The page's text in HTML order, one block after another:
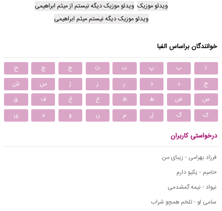
ویدئو موزیک ویدئو موزیک دیگه نیستم از میثم ابراهیمی
ویدئو موزیک دیگه نیستم میثم ابراهیمی
خوانندگان براساس الفبا
ا ب پ ت ث ج چ
ح
خ
د ذ ر ز ژ س
ش
ص
ض ط ظ ع غ ف
ق
ک
گ ل م ن و ه ی
درخواستی کاربران
فرزاد بهرامی - زیبای من
حامیم - یکیو دارم
نیواد - نیمه گمشدمی
سامی لو - تلخم همچو شراب